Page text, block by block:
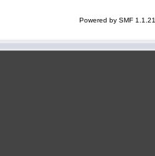
Powered by SMF 1.1.21